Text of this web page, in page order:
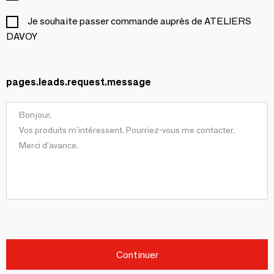
Je souhaite passer commande auprès de ATELIERS
DAVOY
pages.leads.request.message
Continuer